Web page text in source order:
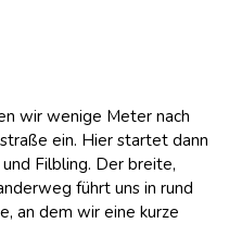
wir wenige Meter nach
ein. Hier startet dann
Filbling. Der breite,
führt uns in rund
an dem wir eine kurze